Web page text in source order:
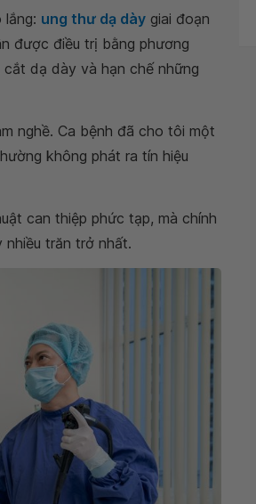
lắng: ung thư dạ dày giai đoạn
được điều trị bằng phương
dạ dày và hạn chế những
nghề. Ca bệnh đã cho tôi một
không phát ra tín hiệu
can thiệp phức tạp, mà chính
trăn trở nhất.